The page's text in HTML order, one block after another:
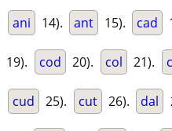
ani 14). ant 15). cad
19). cod 20). col 21).
cud 25). cut 26). dal